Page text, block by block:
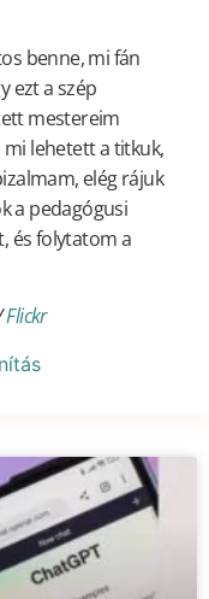
benne, mi fán
ezt a szép
mestereim
lehetett a titkuk,
elég rájuk
a pedagógusi
és folytatom a
Flickr